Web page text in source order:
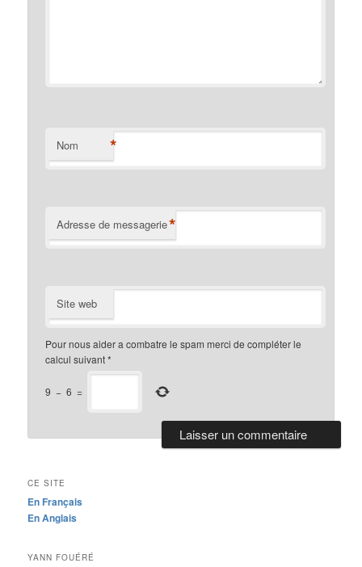
Nom *
Adresse de messagerie*
Site web
Pour nous aider a combatre le spam merci de compléter le
calcul suivant*
9 − 6 =
CE SITE
En Français
En Anglais
YANN FOUÉRÉ